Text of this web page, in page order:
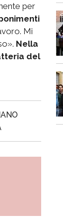
per
Mi
Nella
del